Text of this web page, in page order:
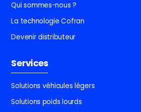
Qui sommes-nous ?
La technologie Cofran
Devenir distributeur
Services
Solutions véhicules légers
Solutions poids lourds